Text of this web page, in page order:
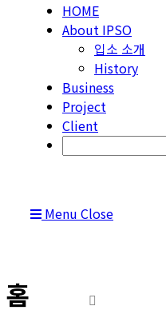
HOME
About IPSO
입소 소개
History
Business
Project
Client
Menu Close
홈